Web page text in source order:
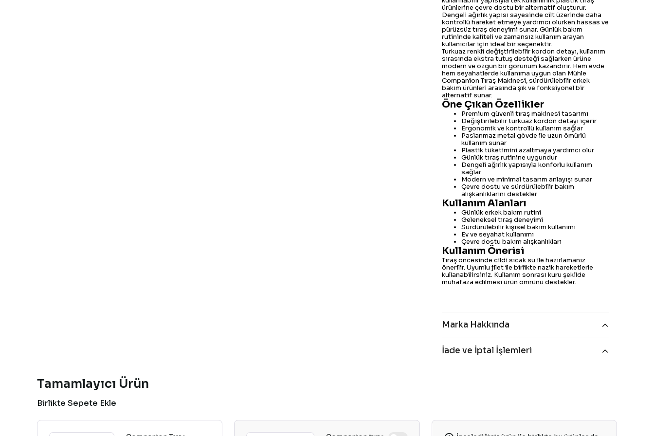
ürünlerine çevre dostu bir alternatif oluşturur.
Dengeli ağırlık yapısı sayesinde cilt üzerinde daha
kontrollü hareket etmeye yardımcı olurken hassas ve
pürüzsüz tıraş deneyimi sunar. Günlük bakım
rutininde kaliteli ve zamansız kullanım arayan
kullanıcılar için ideal bir seçenektir.
Turkuaz renkli değiştirilebilir kordon detayı, kullanım
sırasında ekstra tutuş desteği sağlarken ürüne
modern ve özgün bir görünüm kazandırır. Hem evde
hem seyahatlerde kullanıma uygun olan Mühle
Companion Tıraş Makinesi, sürdürülebilir erkek
bakım ürünleri arasında şık ve fonksiyonel bir
alternatif sunar.
Öne Çıkan Özellikler
Premium güvenli tıraş makinesi tasarımı
Değiştirilebilir turkuaz kordon detayı içerir
Ergonomik ve kontrollü kullanım sağlar
Paslanmaz metal gövde ile uzun ömürlü
kullanım sunar
Plastik tüketimini azaltmaya yardımcı olur
Günlük tıraş rutinine uygundur
Dengeli ağırlık yapısıyla konforlu kullanım
sağlar
Modern ve minimal tasarım anlayışı sunar
Çevre dostu ve sürdürülebilir bakım
alışkanlıklarını destekler
Kullanım Alanları
Günlük erkek bakım rutini
Geleneksel tıraş deneyimi
Sürdürülebilir kişisel bakım kullanımı
Ev ve seyahat kullanımı
Çevre dostu bakım alışkanlıkları
Kullanım Önerisi
Tıraş öncesinde cildi sıcak su ile hazırlamanız
önerilir. Uyumlu jilet ile birlikte nazik hareketlerle
kullanabilirsiniz. Kullanım sonrası kuru şekilde
muhafaza edilmesi ürün ömrünü destekler.
Marka Hakkında
İade ve İptal İşlemleri
Tamamlayıcı Ürün
Birlikte Sepete Ekle